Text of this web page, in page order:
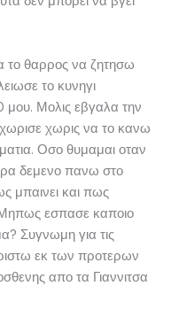
το θαρρος να ζητησω
το κυνηγι
Μολις εβγαλα την
χωρις να το κανω
Οσο θυμαμαι οταν
δεμενο πανω στο
μπαινει και πως
Μηπως εσπασε καποιο
Συγνωμη για τις
εκ των προτερων
απο τα Γιαννιτσα